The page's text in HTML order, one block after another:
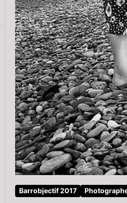
Barrobjectif 2017